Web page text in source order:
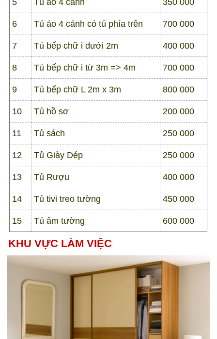
6 Tủ áo 4 cánh có tủ phía trên 700 000
7 Tủ bếp chữ i dưới 2m 400 000
8 Tủ bếp chữ i từ 3m => 4m 700 000
9 Tủ bếp chữ L 2m x 3m 800 000
10 Tủ hồ sơ 200 000
11 Tủ sách 250 000
12 Tủ Giày Dép 250 000
13 Tủ Rượu 400 000
14 Tủ tivi treo tường 450 000
15 Tủ âm tường 600 000
KHU VỰC LÀM VIỆC